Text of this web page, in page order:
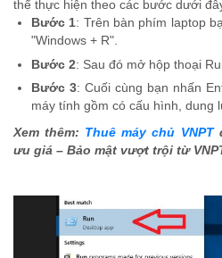
thể thực hiện theo các bước dưới
Bước 1: Trên bàn phím laptop
"Windows + R".
Bước 2: Sau đó mở hộp thoại
Bước 3: Cuối cùng bạn nhấn
máy tính gồm có cấu hình, dung
Xem thêm: Thuê máy chủ VNPT
ưu giá – Bảo mật vượt trội từ